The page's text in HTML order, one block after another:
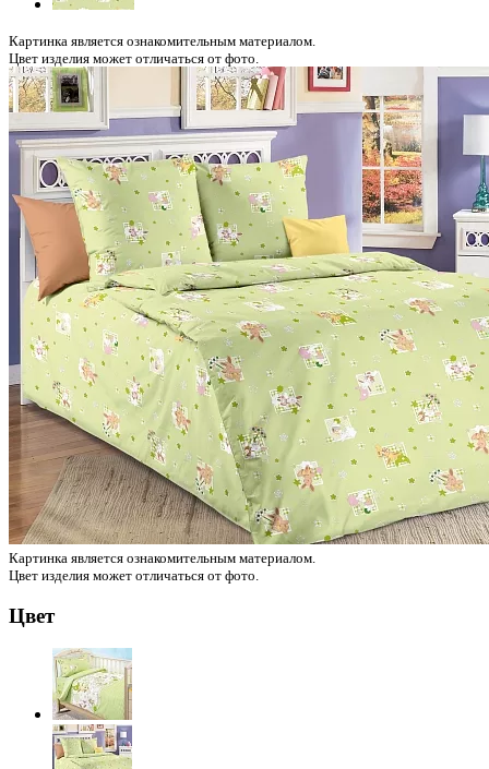
Картинка является ознакомительным материалом.
Цвет изделия может отличаться от фото.
Картинка является ознакомительным материалом.
Цвет изделия может отличаться от фото.
Цвет